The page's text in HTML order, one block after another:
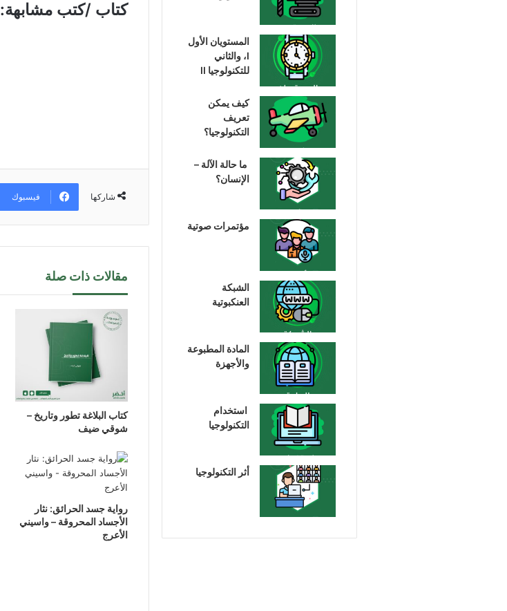
كتاب /كتب مشابهة:
شاركها فيسبوك
مقالات ذات صلة
كتاب البلاغة تطور وتاريخ –
شوقي ضيف
رواية جسد الحرائق: نثار
الأجساد المحروقة – واسيني
الأعرج
المستويان الأول
I، والثاني
للتكنولوجيا II
كيف يمكن
تعريف
التكنولوجيا؟
ما حالة الآلة –
الإنسان؟
مؤتمرات صوتية
الشبكة
العنكبوتية
المادة المطبوعة
والأجهزة
استخدام
التكنولوجيا
أثر التكنولوجيا